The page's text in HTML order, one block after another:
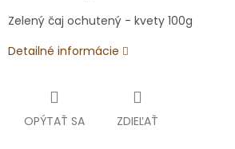
Zelený čaj ochutený - kvety 100g
Detailné informácie
OPÝTAŤ SA ZDIEĽAŤ